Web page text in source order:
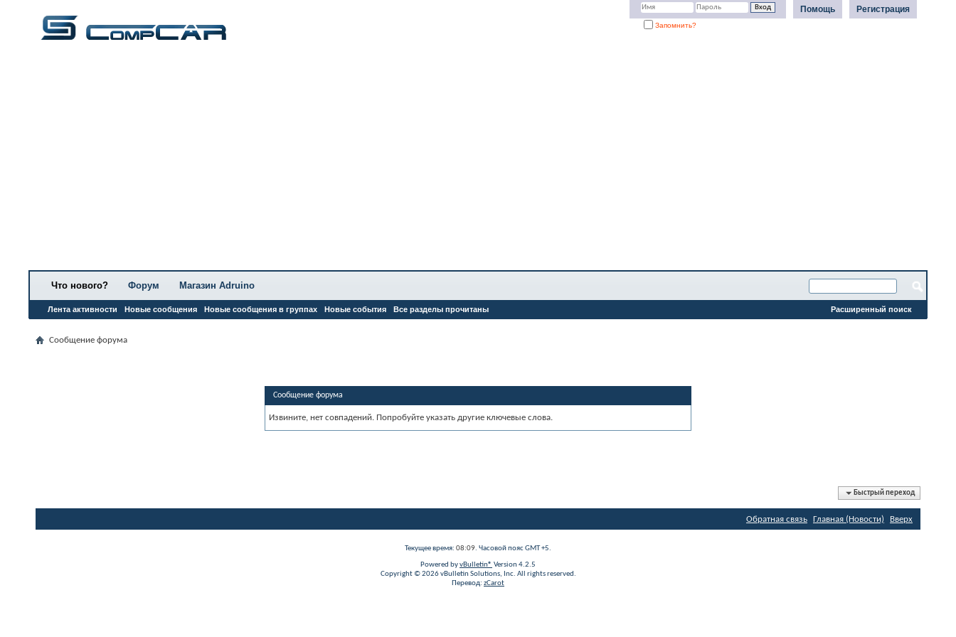
Регистрация
Помощь
Запомнить?
Что нового?
Лента активности Новые сообщения Новые сообщения в группах Новые события Все разделы прочитаны
Форум Магазин Adruino
Расширенный поиск
Сообщение форума
Сообщение форума
Извините, нет совпадений. Попробуйте указать другие ключевые слова.
Быстрый переход
Обратная связь Главная (Новости) Вверх
Текущее время: 08:09. Часовой пояс GMT +5.
Powered byvBulletin® Version 4.2.5
Copyright © 2026 vBulletin Solutions, Inc. All rights reserved.
Перевод: zCarot